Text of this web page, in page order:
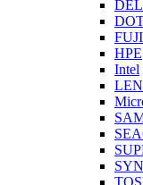
HPE
Intel